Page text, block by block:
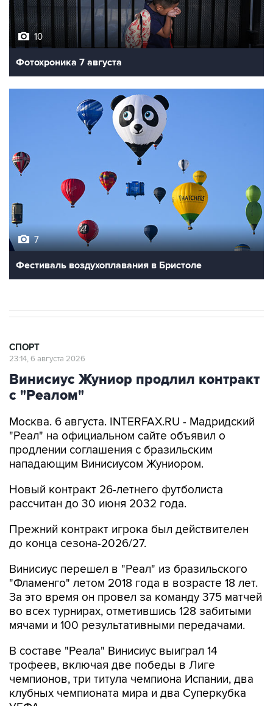
10
Фотохроника 7 августа
7
Фестиваль воздухоплавания в Бристоле
СПОРТ
23:14, 6 августа 2026
Винисиус Жуниор продлил контракт
с "Реалом"
Москва. 6 августа. INTERFAX.RU - Мадридский
"Реал" на официальном сайте объявил о
продлении соглашения с бразильским
нападающим Винисиусом Жуниором.
Новый контракт 26-летнего футболиста
рассчитан до 30 июня 2032 года.
Прежний контракт игрока был действителен
до конца сезона-2026/27.
Винисиус перешел в "Реал" из бразильского
"Фламенго" летом 2018 года в возрасте 18 лет.
За это время он провел за команду 375 матчей
во всех турнирах, отметившись 128 забитыми
мячами и 100 результативными передачами.
В составе "Реала" Винисиус выиграл 14
трофеев, включая две победы в Лиге
чемпионов, три титула чемпиона Испании, два
клубных чемпионата мира и два Суперкубка